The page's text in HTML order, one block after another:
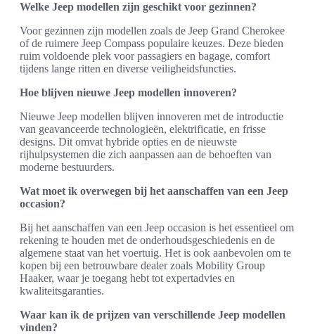
Welke Jeep modellen zijn geschikt voor gezinnen?
Voor gezinnen zijn modellen zoals de Jeep Grand Cherokee
of de ruimere Jeep Compass populaire keuzes. Deze bieden
ruim voldoende plek voor passagiers en bagage, comfort
tijdens lange ritten en diverse veiligheidsfuncties.
Hoe blijven nieuwe Jeep modellen innoveren?
Nieuwe Jeep modellen blijven innoveren met de introductie
van geavanceerde technologieën, elektrificatie, en frisse
designs. Dit omvat hybride opties en de nieuwste
rijhulpsystemen die zich aanpassen aan de behoeften van
moderne bestuurders.
Wat moet ik overwegen bij het aanschaffen van een Jeep
occasion?
Bij het aanschaffen van een Jeep occasion is het essentieel om
rekening te houden met de onderhoudsgeschiedenis en de
algemene staat van het voertuig. Het is ook aanbevolen om te
kopen bij een betrouwbare dealer zoals Mobility Group
Haaker, waar je toegang hebt tot expertadvies en
kwaliteitsgaranties.
Waar kan ik de prijzen van verschillende Jeep modellen
vinden?